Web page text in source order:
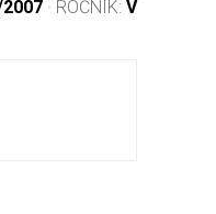
· ROČNÍK: V